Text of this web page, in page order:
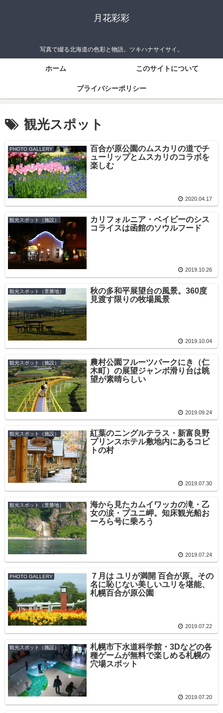
月花彩彩
写真で綴る北海道の色彩と物語。ツキハナサイサイ。
ホーム このサイトについて
プライバシーポリシー
観光スポット
PHOTO GALLERY
百合が原公園のムスカリの道でチ
ューリップとムスカリのコラボを
楽しむ
2020.04.17
観光スポット（施設）
カリフォルニア・ベイビーのシス
コライスは函館のソウルフード
2019.10.26
観光スポット（景勝地）
秋の多和平展望台の風景。360度
見渡す限りの牧場風景
2019.10.04
観光スポット（施設）
農村公園フルーツパークにき（仁
木町）の展望ジャンボ滑り台は眺
望が素晴らしい
2019.09.24
観光スポット（施設）
紅葉のニングルテラス・新富良野
プリンスホテル敷地内にあるコビ
トの村
2019.07.30
観光スポット（景勝地）
海から見たカムイワッカの滝・乙
女の涙・プユニ岬。知床観光船お
ーろら号に乗ろう
2019.07.24
PHOTO GALLERY
７月は ユリが満開 百合が原。その
名に恥じない美しいユリを堪能、
札幌百合が原公園
2019.07.22
観光スポット（施設）
札幌市下水道科学館・3Dなどの各
種ゲームが無料で楽しめる札幌の
穴場スポット
2019.07.20